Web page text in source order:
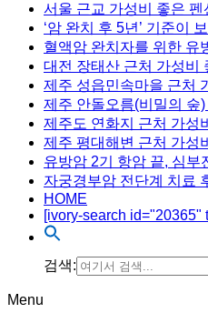
서울 근교 가성비 좋은
‘암 완치 후 5년’ 기준이
혈액암 완치자를 위한 유
대전 장태산 근처 가성비
제주 성읍민속마을 근처
제주 안돌오름(비밀의 숲
제주도 연화지 근처 가성
제주 평대해변 근처 가성
유방암 2기 항암 끝, 심부
자궁경부암 전단계 치료
HOME
[ivory-search id="20365"
검색:
Menu